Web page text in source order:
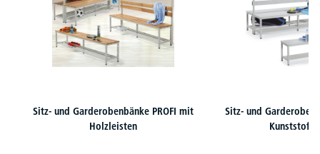
Sitz- und Garderobenbänke PROFI mit
Holzleisten
Sitz- und